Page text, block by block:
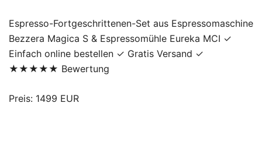
Espresso-Fortgeschrittenen-Set aus Espressomaschine
Bezzera Magica S & Espressomühle Eureka MCI ✓
Einfach online bestellen ✓ Gratis Versand ✓
★★★★★ Bewertung
Preis: 1499 EUR